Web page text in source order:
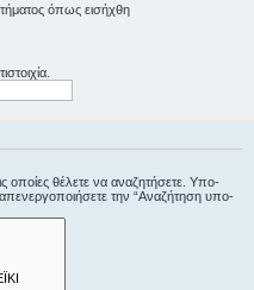
όπως εισήχθη
οποίες θέλετε να αναζητήσετε. Υπο-
την “Αναζήτηση υπο-